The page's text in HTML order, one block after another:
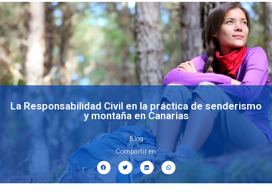
La Responsabilidad Civil en la práctica de senderismo
y montaña en Canarias
Blog
Compartir en: